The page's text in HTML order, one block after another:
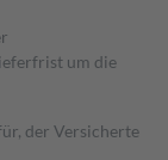
um die
der Versicherte